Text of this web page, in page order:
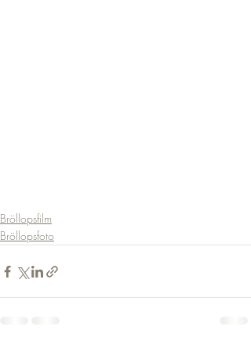
Bröllopsfilm
Bröllopsfoto